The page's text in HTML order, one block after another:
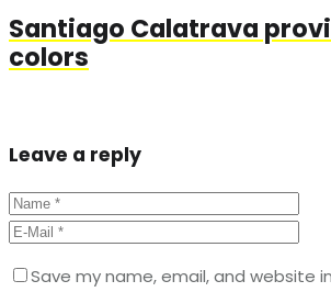
Santiago Calatrava
colors
Leave a reply
Save my name, email, and website